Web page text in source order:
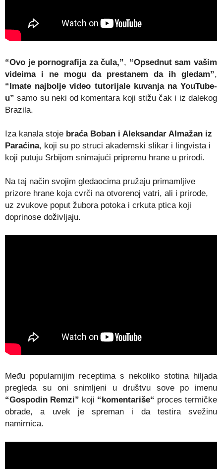
“Ovo je pornografija za čula,”, “Opsednut sam vašim
videima i ne mogu da prestanem da ih gledam”,
“Imate najbolje video tutorijale kuvanja na YouTube-
u” samo su neki od komentara koji stižu čak i iz dalekog
Brazila.
Iza kanala stoje braća Boban i Aleksandar Almažan iz
Paraćina, koji su po struci akademski slikar i lingvista i
koji putuju Srbijom snimajući pripremu hrane u prirodi.
Na taj način svojim gledaocima pružaju primamljive
prizore hrane koja cvrči na otvorenoj vatri, ali i prirode,
uz zvukove poput žubora potoka i crkuta ptica koji
doprinose doživljaju.
Među popularnijim receptima s nekoliko stotina hiljada
pregleda su oni snimljeni u društvu sove po imenu
“Gospodin Remzi” koji “komentariše“ proces termičke
obrade, a uvek je spreman i da testira svežinu
namirnica.